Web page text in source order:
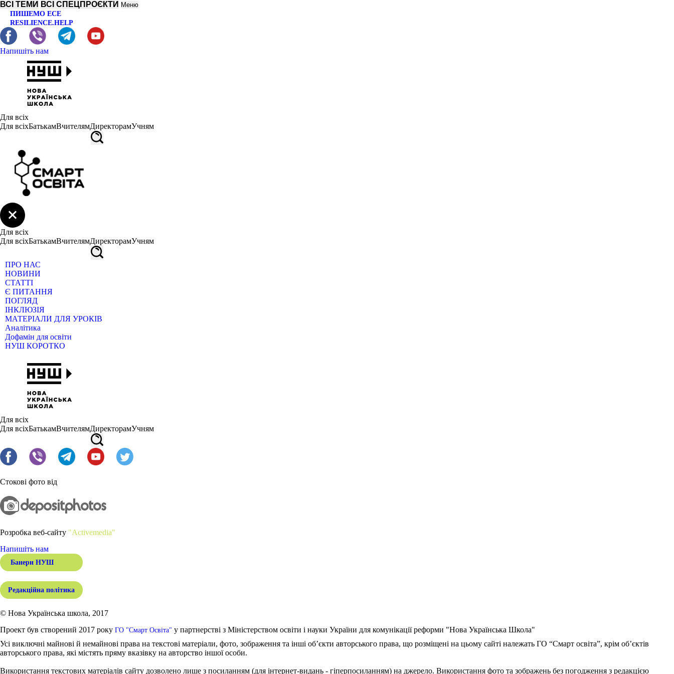
ВСІ ТЕМИ ВСІ СПЕЦПРОЄКТИ Меню
ПИШЕМО ЕСЕ
RESILIENCE.HELP
Напишіть нам
Для всіх
Для всіхБатькамВчителямДиректорамУчням
Для всіх
Для всіхБатькамВчителямДиректорамУчням
ПРО НАС
НОВИНИ
СТАТТІ
Є ПИТАННЯ
ПОГЛЯД
ІНКЛЮЗІЯ
МАТЕРІАЛИ ДЛЯ УРОКІВ
Аналітика
Дофамін для освіти
НУШ КОРОТКО
Для всіх
Для всіхБатькамВчителямДиректорамУчням
Стокові фото від
Розробка веб-сайту "Activemedia"
Напишіть нам
Банери НУШ
Редакційна політика
© Нова Українська школа, 2017
Проект був створений 2017 року ГО "Смарт Освіта" у партнерстві з Міністерством освіти і науки України для комунікації реформи "Нова Українська Школа"
Усі виключні майнові й немайнові права на текстові матеріали, фото, зображення та інші об’єкти авторського права, що розміщені на цьому сайті належать ГО “Смарт освіта”, крім об’єктів
авторського права, які містять пряму вказівку на авторство іншої особи.
Використання текстових матеріалів сайту дозволено лише з посиланням (для інтернет-видань - гіперпосиланням) на джерело. Використання фото та зображень без погодження з редакцією